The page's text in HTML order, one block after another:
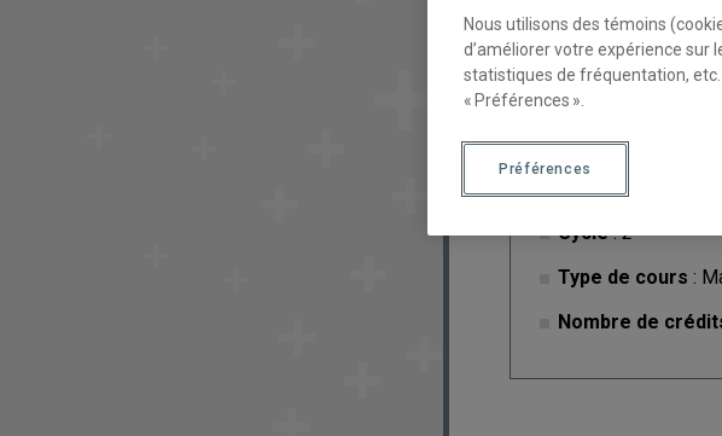
Description
Cycle: 2
Type de cours :
Nombre de
Nous utilisons des témoins
d’améliorer votre expérience sur
statistiques de fréquentation,
« Préférences ».
Préférences